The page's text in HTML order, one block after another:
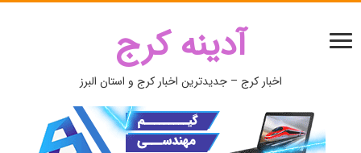
آدینه کرج
اخبار کرج – جدیدترین اخبار کرج و استان البرز